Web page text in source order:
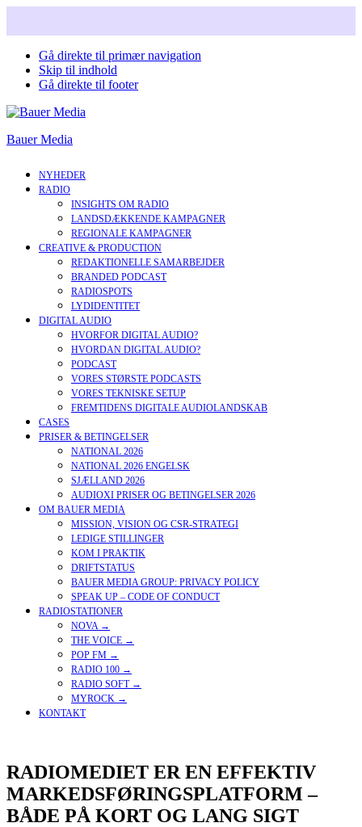
Gå direkte til primær navigation
Skip til indhold
Gå direkte til footer
Bauer Media
NYHEDER
RADIO
INSIGHTS OM RADIO
LANDSDÆKKENDE KAMPAGNER
REGIONALE KAMPAGNER
CREATIVE & PRODUCTION
REDAKTIONELLE SAMARBEJDER
BRANDED PODCAST
RADIOSPOTS
LYDIDENTITET
DIGITAL AUDIO
HVORFOR DIGITAL AUDIO?
HVORDAN DIGITAL AUDIO?
PODCAST
VORES STØRSTE PODCASTS
VORES TEKNISKE SETUP
FREMTIDENS DIGITALE AUDIOLANDSKAB
CASES
PRISER & BETINGELSER
NATIONAL 2026
NATIONAL 2026 ENGELSK
SJÆLLAND 2026
AUDIOXI PRISER OG BETINGELSER 2026
OM BAUER MEDIA
MISSION, VISION OG CSR-STRATEGI
LEDIGE STILLINGER
KOM I PRAKTIK
DRIFTSTATUS
BAUER MEDIA GROUP: PRIVACY POLICY
SPEAK UP – CODE OF CONDUCT
RADIOSTATIONER
NOVA →
THE VOICE →
POP FM →
RADIO 100 →
RADIO SOFT →
MYROCK →
KONTAKT
RADIOMEDIET ER EN EFFEKTIV
MARKEDSFØRINGSPLATFORM –
BÅDE PÅ KORT OG LANG SIGT